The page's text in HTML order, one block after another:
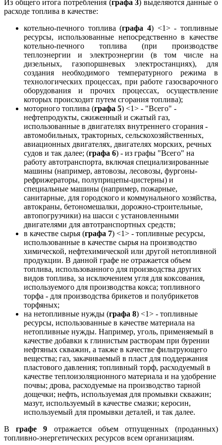
Из общего итога потребления (графа 3) выделяются данные о
расходе топлива в качестве:
котельно-печного топлива (графа 4) <1> - топливные
ресурсы, использованные непосредственно в качестве
котельно-печного топлива (при производстве
теплоэнергии и электроэнергии (в том числе на
дизельных, газопоршневых электростанциях), для
создания необходимого температурного режима в
технологических процессах, при работе газосварочного
оборудования и прочих процессах, осуществление
которых происходит путем сгорания топлива);
моторного топлива (графа 5) <1> - "Всего" -
нефтепродукты, сжиженный и сжатый газ,
использованные в двигателях внутреннего сгорания -
автомобильных, тракторных, сельскохозяйственных,
авиационных двигателях, двигателях морских, речных
судов и так далее; (графа 6) - из графы "Всего" на
работу автотранспорта, включая специализированные
машины (например, автовозы, лесовозы, фургоны-
рефрижераторы, полуприцепы-цистерны) и
специальные машины (например, пожарные,
санитарные, для городского и коммунального хозяйства,
автокраны, бетономешалки, дорожно-строительные,
автопогрузчики) на шасси с установленными
двигателями для автотранспортных средств;
в качестве сырья (графа 7) <1> - топливные ресурсы,
использованные в качестве сырья на производство
химической, нефтехимической или другой нетопливной
продукции. В данной графе не отражается объем
топлива, использованного для производства других
видов топлива, за исключением угля для коксования,
используемого для производства кокса; топливного
торфа - для производства брикетов и полубрикетов
торфяных;
на нетопливные нужды (графа 8) <1> - топливные
ресурсы, использованные в качестве материала на
нетопливные нужды. Например, уголь, применяемый в
качестве добавки к глинистым растворам при бурении
нефтяных скважин, а также в качестве фильтрующего
вещества; газ, закачиваемый в пласт для поддержания
пластового давления; топливный торф, расходуемый в
качестве теплоизоляционного материала и на удобрение
почвы; дрова, расходуемые на производство тарной
дощечки; нефть, используемая для промывки скважин;
мазут, используемый в качестве смазки; керосин,
используемый для промывки деталей, и так далее.
Вграфе 9 отражается объем отпущенных (проданных)
топливно-энергетических ресурсов всем организациям.